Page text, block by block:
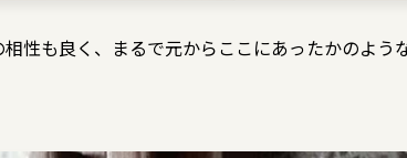
性も良く、まるで元からここにあったかのよう